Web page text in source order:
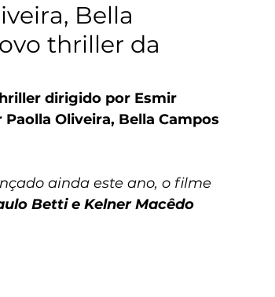
Bella
thriller da
dirigido por Esmir
Oliveira, Bella Campos
ainda este ano, o filme
Betti e Kelner Macêdo